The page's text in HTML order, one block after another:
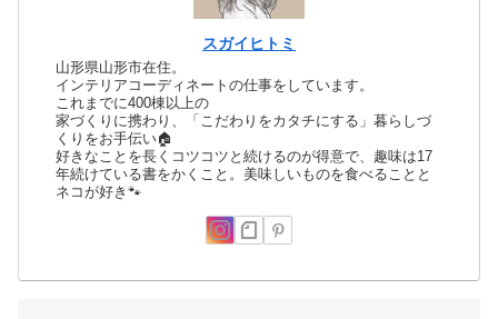
スガイヒトミ
山形県山形市在住。
インテリアコーディネートの仕事をしています。
これまでに400棟以上の
家づくりに携わり、「こだわりをカタチにする」暮らしづ
くりをお手伝い🏠
好きなことを長くコツコツと続けるのが得意で、趣味は17
年続けている書をかくこと。美味しいものを食べることと
ネコが好き🐾